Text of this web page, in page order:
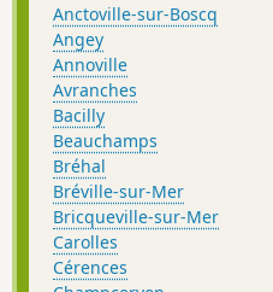
Anctoville-sur-Boscq
Angey
Annoville
Avranches
Bacilly
Beauchamps
Bréhal
Bréville-sur-Mer
Bricqueville-sur-Mer
Carolles
Cérences